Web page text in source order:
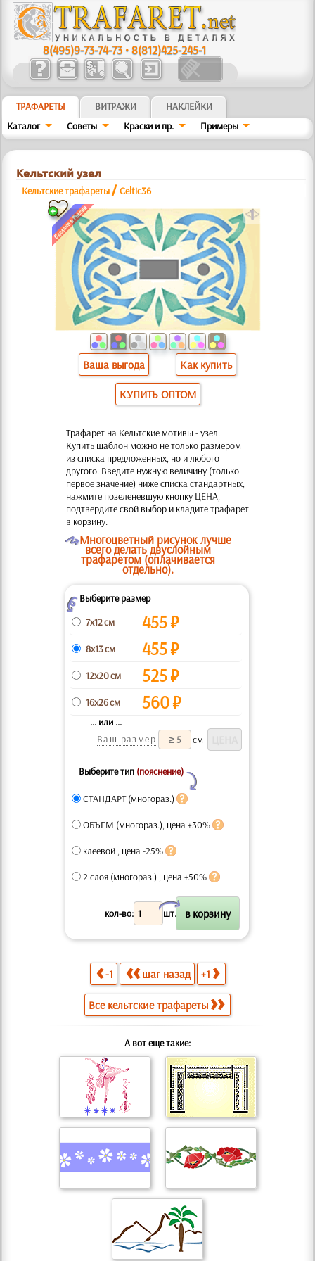
8(495)9-73-74-73 •8(812)425-245-1
ТРАФАРЕТЫ ВИТРАЖИ
НАКЛЕЙКИ
Каталог
Советы Краски и пр. Примеры
Кельтский узел
Кельтские трафареты /Celtic36
a
Ваша выгода Как купить
КУПИТЬ ОПТОМ
Трафарет на Кельтские мотивы - узел.
Купить шаблон можно не только размером
из списка предложенных, но и любого
другого. Введите нужную величину (только
первое значение) ниже списка стандартных,
нажмите позеленевшую кнопку ЦЕНА,
подтвердите свой выбор и кладите трафарет
в корзину.
OМногоцветный рисунок лучше
всего делать двуслойным
трафаретом (оплачивается
отдельно).
ZВыберите размер
7x12 см
455₽
8x13 см 455₽
12x20 см 525₽
16x26 см 560₽
... или ...
Ваш размер
см
Выберите тип (пояснение)
Y
СТАНДАРТ (многораз.)
ОБЪЕМ (многораз.), цена +30%
клеевой , цена -25%
2 слоя (многораз.) , цена +50%
кол-во: шт.
X
-1 шаг назад +1
Все кельтские трафареты
А вот еще такие: